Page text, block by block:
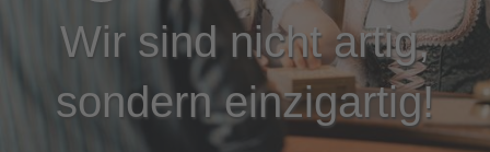
Wir sind nicht artig,
sondern einzigartig!